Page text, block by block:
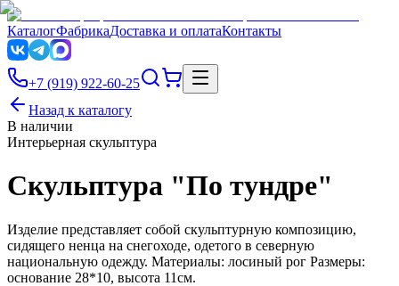
КаталогФабрикаДоставка и оплатаКонтакты
+7 (919) 922-60-25
Назад к каталогу
В наличии
Интерьерная скульптура
Скульптура "По тундре"
Изделие представляет собой скульптурную композицию,
сидящего ненца на снегоходе, одетого в северную
национальную одежду. Материалы: лосиный рог Размеры:
основание 28*10, высота 11см.